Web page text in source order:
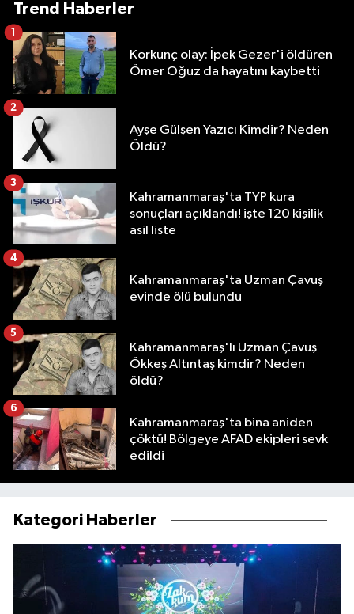
Trend Haberler
Korkunç olay: İpek Gezer'i öldüren
Ömer Oğuz da hayatını kaybetti
1
Ayşe Gülşen Yazıcı Kimdir? Neden
Öldü?
2
Kahramanmaraş'ta TYP kura
sonuçları açıklandı! işte 120 kişilik
asil liste
3
Kahramanmaraş'ta Uzman Çavuş
evinde ölü bulundu
4
Kahramanmaraş'lı Uzman Çavuş
Ökkeş Altıntaş kimdir? Neden
öldü?
5
Kahramanmaraş'ta bina aniden
çöktü! Bölgeye AFAD ekipleri sevk
edildi
6
Kategori Haberler